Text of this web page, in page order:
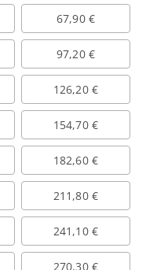
67,90 €
97,20 €
126,20 €
154,70 €
182,60 €
211,80 €
241,10 €
270,30 €